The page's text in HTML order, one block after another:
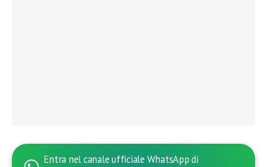
Entra nel canale ufficiale WhatsApp di